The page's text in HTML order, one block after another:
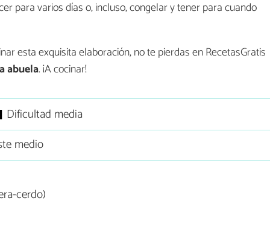
para varios días o, incluso, congelar y tener para cuando
esta exquisita elaboración, no te pierdas en RecetasGratis
abuela. ¡A cocinar!
Dificultad media
medio
cerdo)